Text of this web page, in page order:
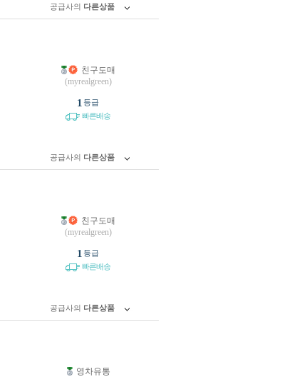
공급사의 다른상품
친구도매
(myrealgreen)
1 등급
빠른배송
공급사의 다른상품
친구도매
(myrealgreen)
1 등급
빠른배송
공급사의 다른상품
영차유통